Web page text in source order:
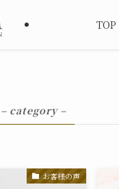
TOP
– category –
お客様の声